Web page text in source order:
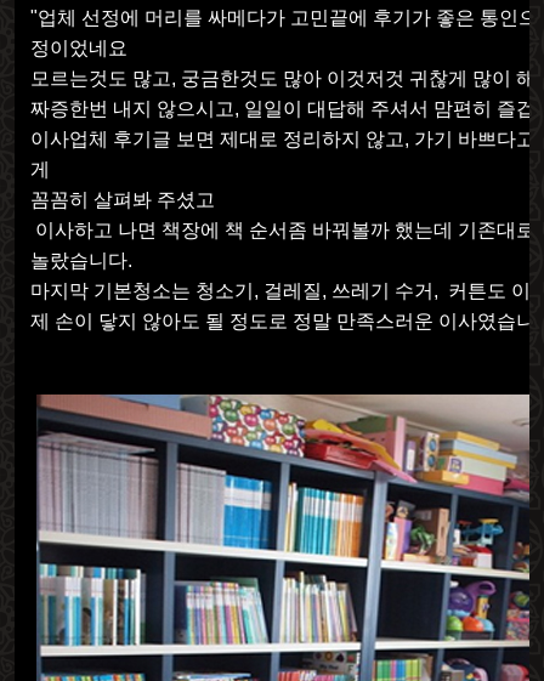
"업체 선정에 머리를 싸메다가 고민끝에 후기가 좋은 통인
정이었네요
모르는것도 많고, 궁금한것도 많아 이것저것 귀찮게 많이 해
짜증한번 내지 않으시고, 일일이 대답해 주셔서 맘편히 즐겁
이사업체 후기글 보면 제대로 정리하지 않고, 가기 바쁘다
게
꼼꼼히 살펴봐 주셨고
이사하고 나면 책장에 책 순서좀 바꿔볼까 했는데 기존대
놀랐습니다.
마지막 기본청소는 청소기, 걸레질, 쓰레기 수거, 커튼도 이
제 손이 닿지 않아도 될 정도로 정말 만족스러운 이사였습니